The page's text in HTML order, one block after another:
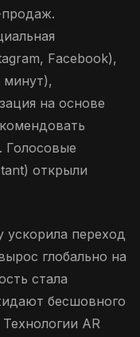
Facebook),
минут),
на основе
Голосовые
открыли
ускорила переход
глобально на
стала
бесшовного
AR